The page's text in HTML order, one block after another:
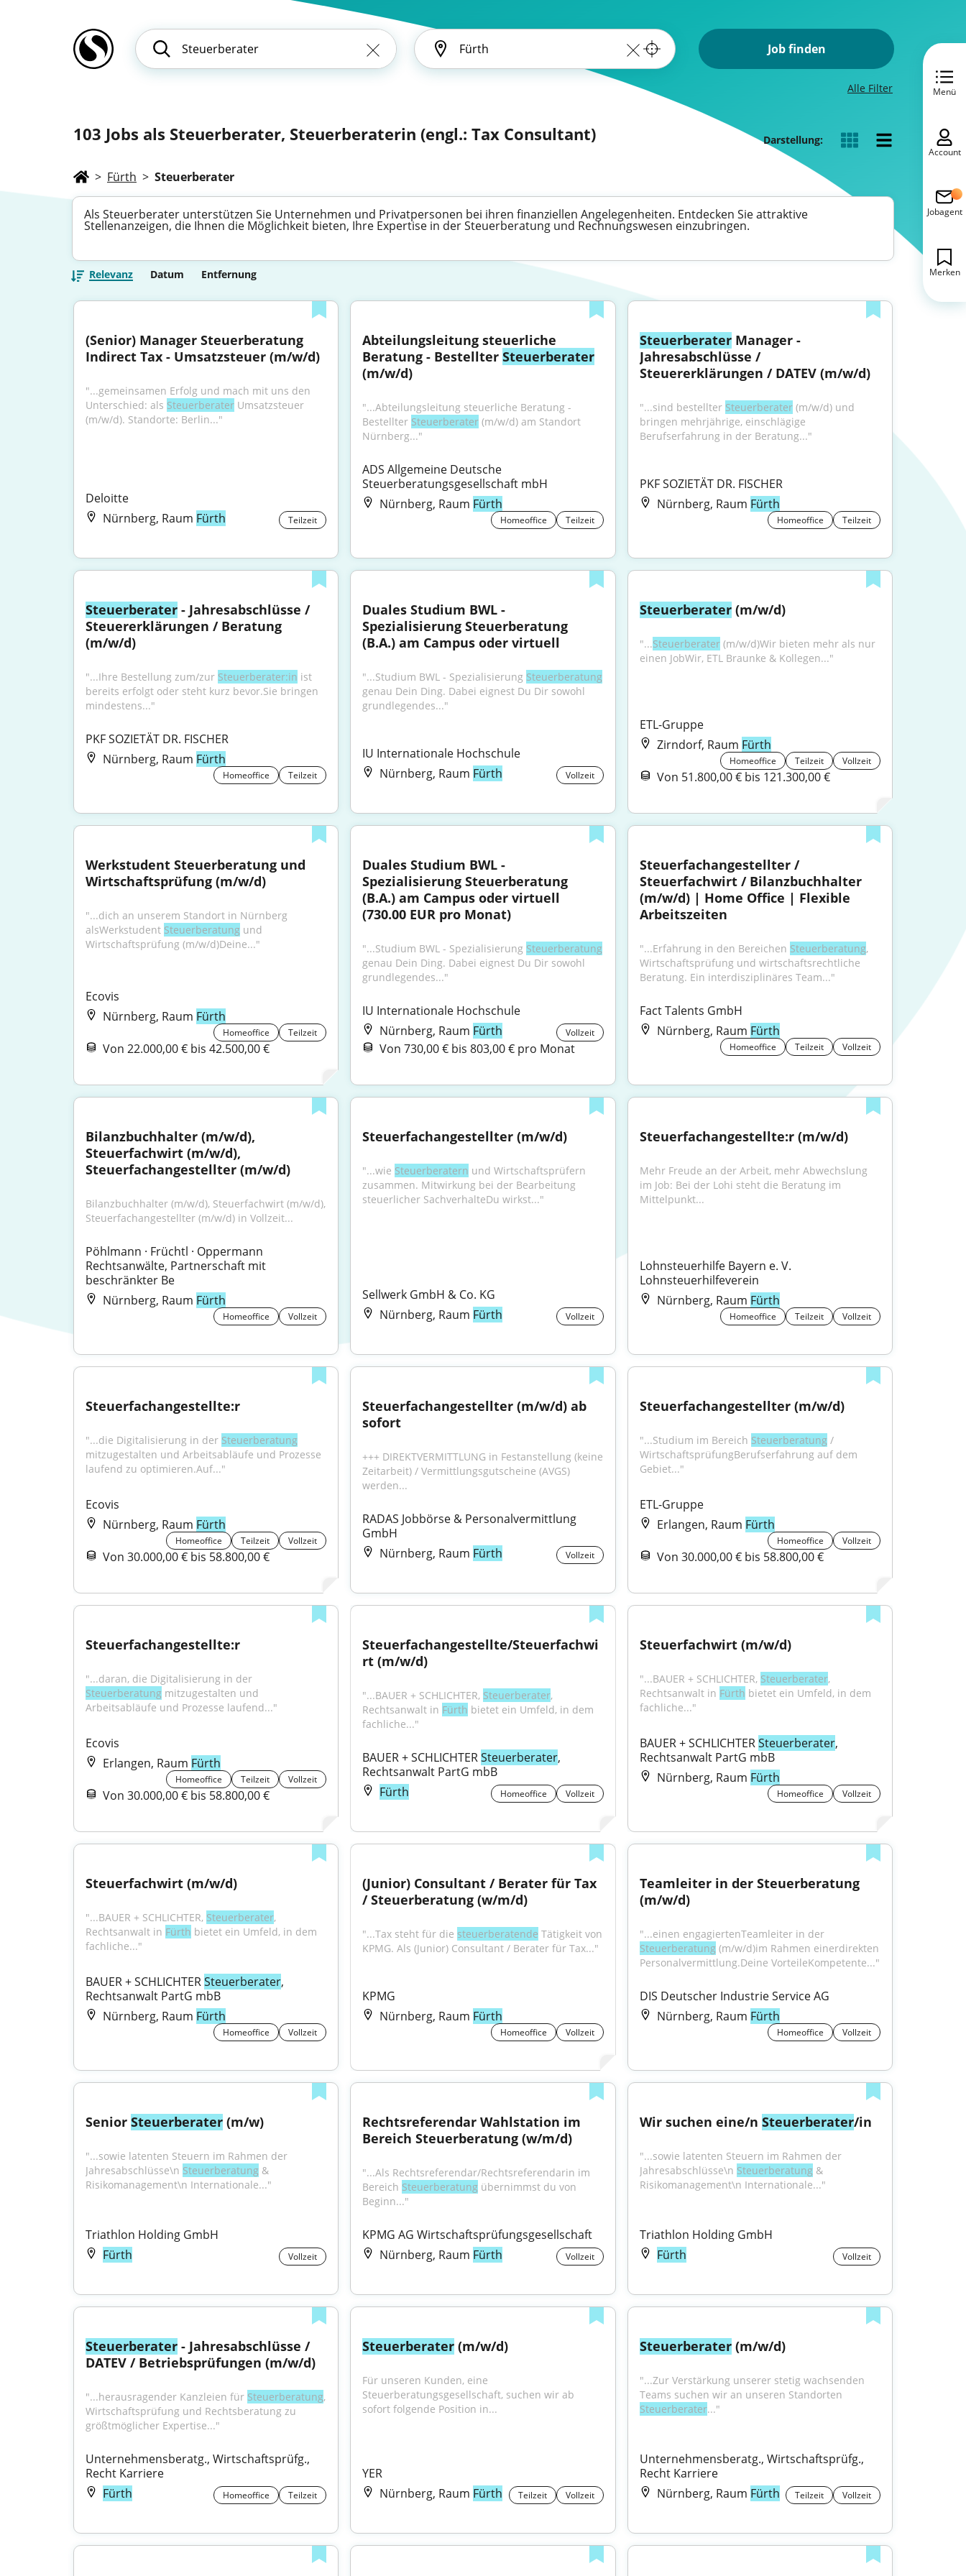
Job finden
Alle Filter
103 Jobs als Steuerberater, Steuerberaterin (engl.: Tax Consultant) Darstellung:
> Fürth > Steuerberater
Als Steuerberater unterstützen Sie Unternehmen und Privatpersonen bei ihren finanziellen Angelegenheiten. Entdecken Sie attraktive
Stellenanzeigen, die Ihnen die Möglichkeit bieten, Ihre Expertise in der Steuerberatung und Rechnungswesen einzubringen.
Relevanz Datum Entfernung
(Senior) Manager Steuerberatung
Indirect Tax - Umsatzsteuer (m/w/d)
"...gemeinsamen Erfolg und mach mit uns den
Unterschied: als Steuerberater Umsatzsteuer
(m/w/d). Standorte: Berlin..."
Deloitte
Nürnberg, Raum Fürth Teilzeit
Abteilungsleitung steuerliche
Beratung - Bestellter Steuerberater
(m/w/d)
"...Abteilungsleitung steuerliche Beratung -
Bestellter Steuerberater (m/w/d) am Standort
Nürnberg..."
ADS Allgemeine Deutsche
Steuerberatungsgesellschaft mbH
Nürnberg, Raum Fürth
Homeoffice Teilzeit
Steuerberater Manager -
Jahresabschlüsse /
Steuererklärungen / DATEV (m/w/d)
"...sind bestellter Steuerberater (m/w/d) und
bringen mehrjährige, einschlägige
Berufserfahrung in der Beratung..."
PKF SOZIETÄT DR. FISCHER
Nürnberg, Raum Fürth
Homeoffice Teilzeit
Steuerberater - Jahresabschlüsse /
Steuererklärungen / Beratung
(m/w/d)
"...Ihre Bestellung zum/zur Steuerberater:in ist
bereits erfolgt oder steht kurz bevor.Sie bringen
mindestens..."
PKF SOZIETÄT DR. FISCHER
Nürnberg, Raum Fürth
Homeoffice Teilzeit
Duales Studium BWL -
Spezialisierung Steuerberatung
(B.A.) am Campus oder virtuell
"...Studium BWL - Spezialisierung Steuerberatung
genau Dein Ding. Dabei eignest Du Dir sowohl
grundlegendes..."
IU Internationale Hochschule
Nürnberg, Raum Fürth Vollzeit
Steuerberater (m/w/d)
"...Steuerberater (m/w/d)Wir bieten mehr als nur
einen JobWir, ETL Braunke & Kollegen..."
ETL-Gruppe
Zirndorf, Raum Fürth
Homeoffice Teilzeit Vollzeit
Von 51.800,00 € bis 121.300,00 €
Werkstudent Steuerberatung und
Wirtschaftsprüfung (m/w/d)
"...dich an unserem Standort in Nürnberg
alsWerkstudent Steuerberatung und
Wirtschaftsprüfung (m/w/d)Deine..."
Ecovis
Nürnberg, Raum Fürth
Homeoffice Teilzeit
Von 22.000,00 € bis 42.500,00 €
Duales Studium BWL -
Spezialisierung Steuerberatung
(B.A.) am Campus oder virtuell
(730.00 EUR pro Monat)
"...Studium BWL - Spezialisierung Steuerberatung
genau Dein Ding. Dabei eignest Du Dir sowohl
grundlegendes..."
IU Internationale Hochschule
Nürnberg, Raum Fürth Vollzeit
Von 730,00 € bis 803,00 € pro Monat
Steuerfachangestellter /
Steuerfachwirt / Bilanzbuchhalter
(m/w/d) | Home Office | Flexible
Arbeitszeiten
"...Erfahrung in den Bereichen Steuerberatung,
Wirtschaftsprüfung und wirtschaftsrechtliche
Beratung. Ein interdisziplinäres Team..."
Fact Talents GmbH
Nürnberg, Raum Fürth
Homeoffice Teilzeit Vollzeit
Bilanzbuchhalter (m/w/d),
Steuerfachwirt (m/w/d),
Steuerfachangestellter (m/w/d)
Bilanzbuchhalter (m/w/d), Steuerfachwirt (m/w/d),
Steuerfachangestellter (m/w/d) in Vollzeit...
Pöhlmann · Früchtl · Oppermann
Rechtsanwälte, Partnerschaft mit
beschränkter Be
Nürnberg, Raum Fürth
Homeoffice Vollzeit
Steuerfachangestellter (m/w/d)
"...wie Steuerberatern und Wirtschaftsprüfern
zusammen. Mitwirkung bei der Bearbeitung
steuerlicher SachverhalteDu wirkst..."
Sellwerk GmbH & Co. KG
Nürnberg, Raum Fürth Vollzeit
Steuerfachangestellte:r (m/w/d)
Mehr Freude an der Arbeit, mehr Abwechslung
im Job: Bei der Lohi steht die Beratung im
Mittelpunkt...
Lohnsteuerhilfe Bayern e. V.
Lohnsteuerhilfeverein
Nürnberg, Raum Fürth
Homeoffice Teilzeit Vollzeit
Steuerfachangestellte:r
"...die Digitalisierung in der Steuerberatung
mitzugestalten und Arbeitsabläufe und Prozesse
laufend zu optimieren.Auf..."
Ecovis
Nürnberg, Raum Fürth
Homeoffice Teilzeit Vollzeit
Von 30.000,00 € bis 58.800,00 €
Steuerfachangestellter (m/w/d) ab
sofort
+++ DIREKTVERMITTLUNG in Festanstellung (keine
Zeitarbeit) / Vermittlungsgutscheine (AVGS)
werden...
RADAS Jobbörse & Personalvermittlung
GmbH
Nürnberg, Raum Fürth Vollzeit
Steuerfachangestellter (m/w/d)
"...Studium im Bereich Steuerberatung /
WirtschaftsprüfungBerufserfahrung auf dem
Gebiet..."
ETL-Gruppe
Erlangen, Raum Fürth
Homeoffice Vollzeit
Von 30.000,00 € bis 58.800,00 €
Steuerfachangestellte:r
Steuerberatung mitzugestalten und
Arbeitsabläufe und Prozesse laufend..."
Ecovis
Erlangen, Raum Fürth
Homeoffice Teilzeit Vollzeit
Von 30.000,00 € bis 58.800,00 €
Steuerfachangestellte/Steuerfachwi
rt (m/w/d)
"...BAUER + SCHLICHTER, Steuerberater,
Rechtsanwalt in Fürth bietet ein Umfeld, in dem
fachliche..."
BAUER + SCHLICHTER Steuerberater,
Rechtsanwalt PartG mbB
Fürth
Homeoffice Vollzeit
Steuerfachwirt (m/w/d)
"...BAUER + SCHLICHTER, Steuerberater,
Rechtsanwalt in Fürth bietet ein Umfeld, in dem
fachliche..."
BAUER + SCHLICHTER Steuerberater,
Rechtsanwalt PartG mbB
Nürnberg, Raum Fürth
Homeoffice Vollzeit
Steuerfachwirt (m/w/d)
"...BAUER + SCHLICHTER, Steuerberater,
Rechtsanwalt in Fürth bietet ein Umfeld, in dem
fachliche..."
BAUER + SCHLICHTER Steuerberater,
Rechtsanwalt PartG mbB
Nürnberg, Raum Fürth
Homeoffice Vollzeit
(Junior) Consultant / Berater für Tax
/ Steuerberatung (w/m/d)
"...Tax steht für die steuerberatende Tätigkeit von
KPMG. Als (Junior) Consultant / Berater für Tax..."
KPMG
Nürnberg, Raum Fürth
Homeoffice Vollzeit
Teamleiter in der Steuerberatung
(m/w/d)
"...einen engagiertenTeamleiter in der
Steuerberatung (m/w/d)im Rahmen einerdirekten
Personalvermittlung.Deine VorteileKompetente..."
DIS Deutscher Industrie Service AG
Nürnberg, Raum Fürth
Homeoffice Vollzeit
Senior Steuerberater (m/w)
"...sowie latenten Steuern im Rahmen der
Jahresabschlüsse\n Steuerberatung &
Risikomanagement\n Internationale..."
Triathlon Holding GmbH
Fürth
Vollzeit
Rechtsreferendar Wahlstation im
Bereich Steuerberatung (w/m/d)
"...Als Rechtsreferendar/Rechtsreferendarin im
Bereich Steuerberatung übernimmst du von
Beginn..."
KPMG AG Wirtschaftsprüfungsgesellschaft
Nürnberg, Raum Fürth Vollzeit
Wir suchen eine/n Steuerberater/in
"...sowie latenten Steuern im Rahmen der
Jahresabschlüsse\n Steuerberatung &
Risikomanagement\n Internationale..."
Triathlon Holding GmbH
Fürth
Vollzeit
Steuerberater - Jahresabschlüsse /
DATEV / Betriebsprüfungen (m/w/d)
"...herausragender Kanzleien für Steuerberatung,
Wirtschaftsprüfung und Rechtsberatung zu
größtmöglicher Expertise..."
Unternehmensberatg., Wirtschaftsprüfg.,
Recht Karriere
Fürth
Homeoffice Teilzeit
Steuerberater (m/w/d)
Für unseren Kunden, eine
Steuerberatungsgesellschaft, suchen wir ab
sofort folgende Position in...
YER
Nürnberg, Raum Fürth Teilzeit Vollzeit
Steuerberater (m/w/d)
"...Zur Verstärkung unserer stetig wachsenden
Steuerberater..."
Unternehmensberatg., Wirtschaftsprüfg.,
Recht Karriere
Nürnberg, Raum Fürth Teilzeit Vollzeit
Menü
Account
Jobagent
Merken